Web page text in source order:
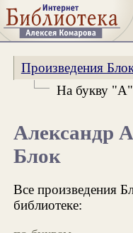
Произведения
На букву "А"
Александр
Блок
Все произведения
библиотеке: